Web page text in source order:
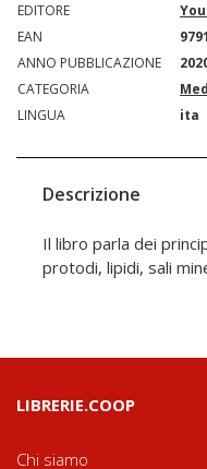
EDITORE
EAN
ANNO PUBBLICAZIONE
CATEGORIA
LINGUA
ita
Descrizione
Il libro parla dei
protodi, lipidi, sali
LIBRERIE.COOP
Chi siamo